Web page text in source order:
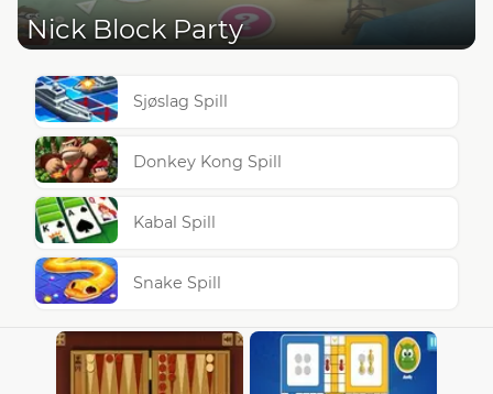
Nick Block Party
Sjøslag Spill
Donkey Kong Spill
Kabal Spill
Snake Spill